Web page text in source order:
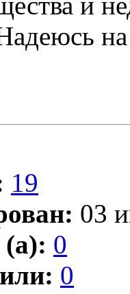
19
03
0
0